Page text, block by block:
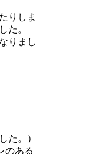
りしま
た。
りまし
た。）
のある